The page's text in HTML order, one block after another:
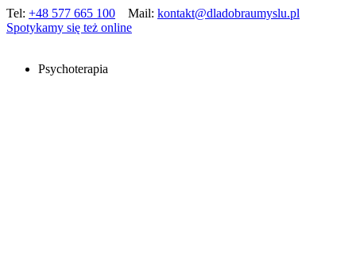
Tel: +48 577 665 100 Mail: kontakt@dladobraumyslu.pl
Spotykamy się też online
Psychoterapia